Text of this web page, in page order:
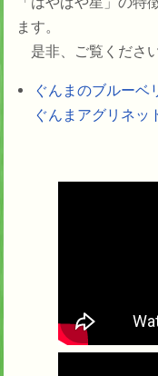
ます。
是非、ご覧ください
ぐんまのブルーベ
ぐんまアグリネッ